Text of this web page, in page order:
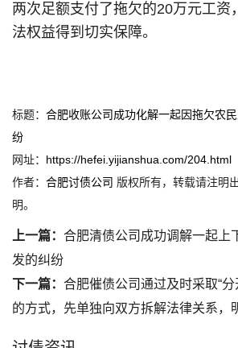
两次足额支付了拖欠的20万元工资
法权益得到切实保障。
标题： 合肥收账公司成功化解一起因拖欠农
纷
网址： https://hefei.yijianshua.com/204.html
作者： 合肥讨债公司 版权所有，转载请注明
明。
上一篇： 合肥清债公司成功调解一起上
发的纠纷
下一篇： 合肥催债公司通过及时采取“
的方式，先单独向双方拆解法律关系，